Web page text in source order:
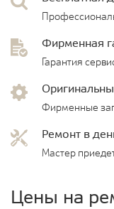
Фирменная
Гарантия
Фирменные
Ремонт в
Мастер
Цены на